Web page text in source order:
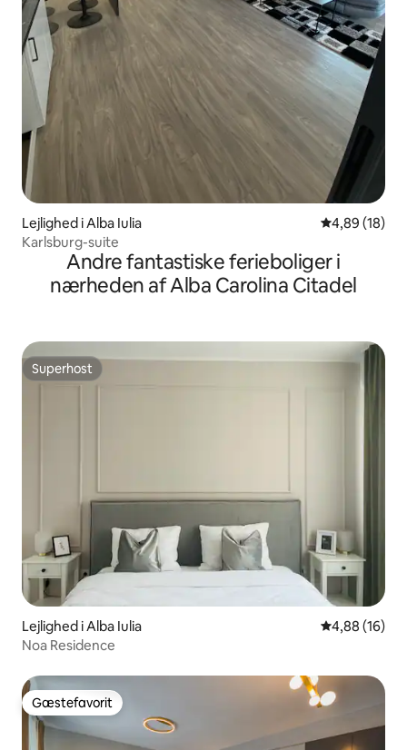
Lejlighed i Alba Iulia 4,89 ud af 5 i
4,89 (18)
Karlsburg-suite
Andre fantastiske ferieboliger i
nærheden af Alba Carolina Citadel
Superhost
Superhost
Lejlighed i Alba Iulia 4,88 ud af 5 i
4,88 (16)
Noa Residence
Gæstefavorit
Gæstefavorit